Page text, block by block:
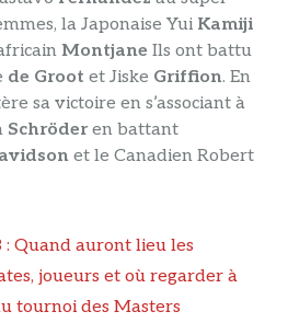
la Japonaise Yui Kamiji
Montjane Ils ont battu
de Groot et Jiske Griffion. En
sa victoire en s’associant à
Schröderen battant
et le Canadien Robert
: Quand auront lieu les
joueurs et où regarder à
tournoi des Masters